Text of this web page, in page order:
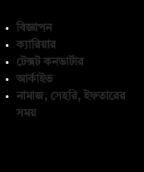
বিজ্ঞাপন
ক্যারিয়ার
টেক্সট কনভার্টার
আর্কাইভ
নামাজ, সেহরি, ইফতারের
সময়